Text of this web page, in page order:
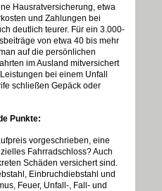
Hausratversicherung, etwa
und Zahlungen bei
deutlich teurer. Für ein 3.000-
von etwa 40 bis mehr
auf die persönlichen
im Ausland mitversichert
bei einem Unfall
schließen Gepäck oder
Punkte:
vorgeschrieben, eine
Fahrradschloss? Auch
Schäden versichert sind.
Einbruchdiebstahl und
Feuer, Unfall-, Fall- und